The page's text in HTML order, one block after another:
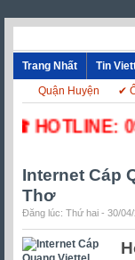
Trang Nhất Tin
Quận Huyện
✔
HOTLINE:
Internet Cáp
Thơ
Đăng lúc: Thứ hai - 30/